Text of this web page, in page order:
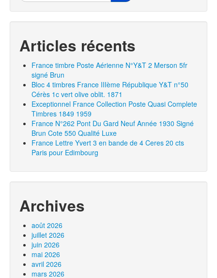
Articles récents
France timbre Poste Aérienne N°Y&T 2 Merson 5fr
signé Brun
Bloc 4 timbres France IIIème République Y&T n°50
Cérès 1c vert olive oblit. 1871
Exceptionnel France Collection Poste Quasi Complete
Timbres 1849 1959
France N°262 Pont Du Gard Neuf Année 1930 Signé
Brun Cote 550 Qualité Luxe
France Lettre Yvert 3 en bande de 4 Ceres 20 cts
Paris pour Edimbourg
Archives
août 2026
juillet 2026
juin 2026
mai 2026
avril 2026
mars 2026